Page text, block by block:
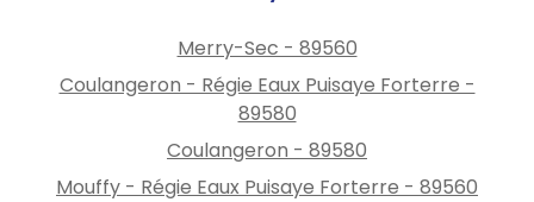
Merry-Sec - 89560
Coulangeron - Régie Eaux Puisaye Forterre -
89580
Coulangeron - 89580
Mouffy - Régie Eaux Puisaye Forterre - 89560